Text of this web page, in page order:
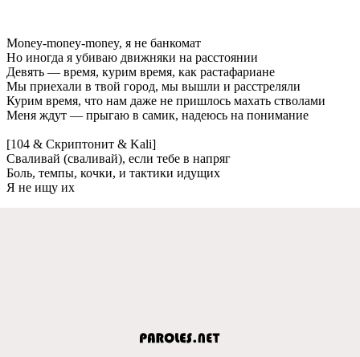
Money-money-money, я не банкомат
Но иногда я убиваю движняки на расстоянии
Девять — время, курим время, как растафариане
Мы приехали в твой город, мы вышли и расстреляли
Курим время, что нам даже не пришлось махать стволами
Меня ждут — прыгаю в самик, надеюсь на понимание
[104 & Скриптонит & Kali]
Сваливай (сваливай), если тебе в напряг
Боль, темпы, кочки, и тактики идущих
Я не ищу их